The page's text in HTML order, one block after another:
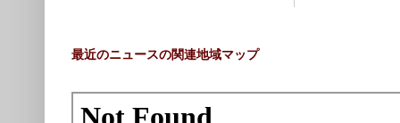
最近のニュースの関連地域マップ